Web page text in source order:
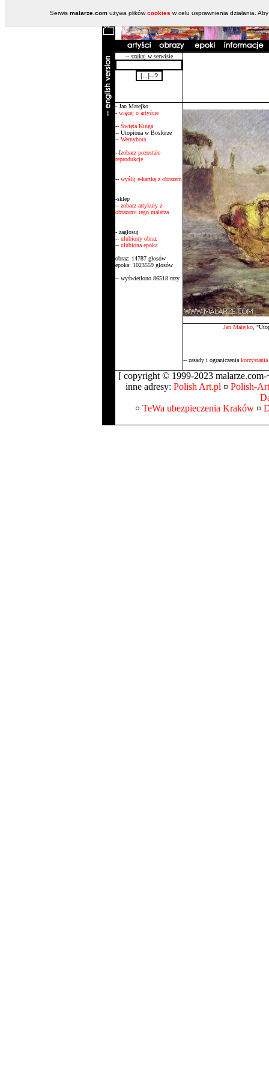
-- szukaj w serwisie
- Jan Matejko
- więcej o artyście
-- Święta Kinga
-- Utopiona w Bosforze
-- Wernyhora
--[zobacz pozostałe
reprodukcje
-- wyślij e-kartkę z obrazem
-sklep
-- zobacz artykuły z
obrazami tego malarza
- zagłosuj
-- ulubiony obraz
-- ulubiona epoka
obraz: 14787 głosów
epoka: 1023559 głosów
-- wyświetlono 86518 razy
Jan Matejko ,
-- zasady i ograniczenia
[ copyright © 1999-2023
inne adresy: Polish Art.pl ¤ Polish-
¤ TeWa ubezpieczenia Kraków ¤
Serwis malarze.com używa plikówcookies w celu usprawnienia działania.